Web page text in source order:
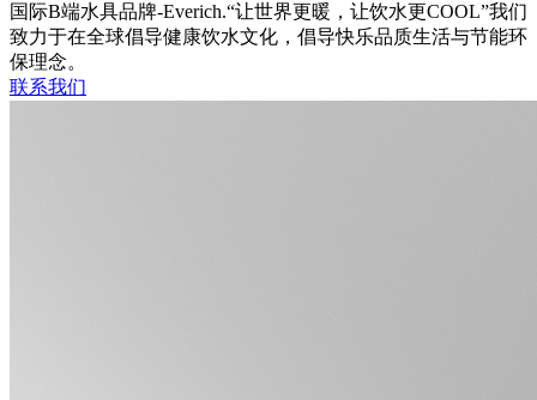
国际B端水具品牌-Everich.“让世界更暖，让饮水更COOL”我们
致力于在全球倡导健康饮水文化，倡导快乐品质生活与节能环
保理念。
联系我们